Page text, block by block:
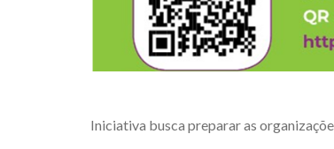
Iniciativa busca preparar as